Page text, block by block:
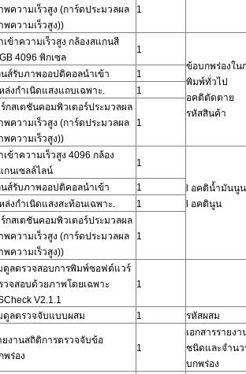
พความเร็วสูง (การ์ดประมวลผล
พความเร็วสูง))
1
เข้าความเร็วสูง กล้องสแกนสี
4096 พิกเซล
1
ข้อบกพร่องใน
พิมพ์ทั่วไป
อคติตัดตาย
รหัสสินค้า
นส์รับภาพออปติคอลนำเข้า 1
ล่งกำเนิดแสงแถบเฉพาะ. 1
ร์กสเตชันคอมพิวเตอร์ประมวลผล
พความเร็วสูง (การ์ดประมวลผล
พความเร็วสูง))
1
เข้าความเร็วสูง 4096 กล้อง
กนเซลล์ไลน์
1
อคติน้ำมันนูน
อคตินูน
นส์รับภาพออปติคอลนำเข้า 1
ล่งกำเนิดแสงสะท้อนเฉพาะ. 1
ร์กสเตชันคอมพิวเตอร์ประมวลผล
พความเร็วสูง (การ์ดประมวลผล
พความเร็วสูง))
1
ดูลตรวจสอบการพิมพ์ซอฟต์แวร์
วจสอบด้วยภาพโดยเฉพาะ
V2.1.1
1
ดูลตรวจจับแบบผสม 1 รหัสผสม
ยงานสถิติการตรวจจับข้อ
พร่อง
1
เอกสารรายง
ชนิดและจำน
บกพร่อง